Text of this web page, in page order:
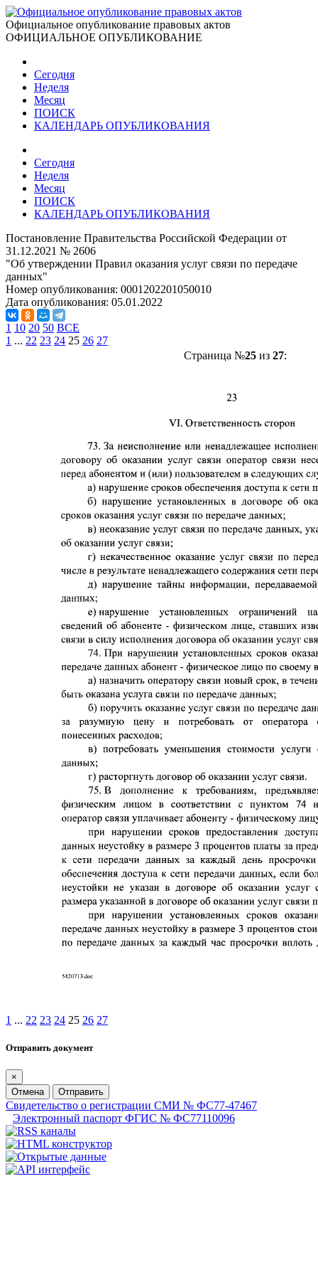
Официальное опубликование правовых актов
ОФИЦИАЛЬНОЕ ОПУБЛИКОВАНИЕ
Сегодня
Неделя
Месяц
ПОИСК
КАЛЕНДАРЬ ОПУБЛИКОВАНИЯ
Сегодня
Неделя
Месяц
ПОИСК
КАЛЕНДАРЬ ОПУБЛИКОВАНИЯ
Постановление Правительства Российской Федерации от
31.12.2021 № 2606
"Об утверждении Правил оказания услуг связи по передаче
данных"
Номер опубликования: 0001202201050010
Дата опубликования: 05.01.2022
1 10 20 50 ВСЕ
1 ... 22 23 24 25 26 27
Страница №25из 27:
1 ... 22 23 24 25 26 27
Отправить документ
×
Отмена
Отправить
Свидетельство о регистрации СМИ № ФС77-47467
Электронный паспорт ФГИС № ФС77110096